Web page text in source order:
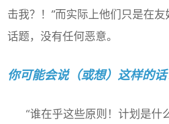
击我？！”而实际上他们只是在
话题，没有任何恶意。
你可能会说（或想）这样的话
“谁在乎这些原则！计划是什